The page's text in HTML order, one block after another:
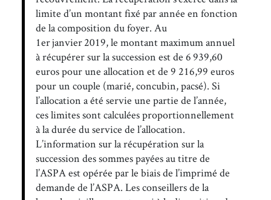
limite d’un montant fixé par année en fonction
de la composition du foyer. Au
1er janvier 2019, le montant maximum annuel
à récupérer sur la succession est de 6 939,60
euros pour une allocation et de 9 216,99 euros
pour un couple (marié, concubin, pacsé). Si
l’allocation a été servie une partie de l’année,
ces limites sont calculées proportionnellement
à la durée du service de l’allocation.
L’information sur la récupération sur la
succession des sommes payées au titre de
l’ASPA est opérée par le biais de l’imprimé de
demande de l’ASPA. Les conseillers de la